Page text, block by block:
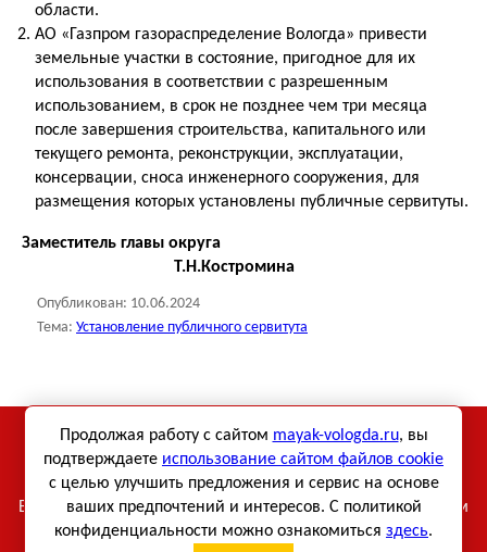
области.
АО «Газпром газораспределение Вологда» привести
земельные участки в состояние, пригодное для их
использования в соответствии с разрешенным
использованием, в срок не позднее чем три месяца
после завершения строительства, капитального или
текущего ремонта, реконструкции, эксплуатации,
консервации, сноса инженерного сооружения, для
размещения которых установлены публичные сервитуты.
Заместитель главы округа
Т.Н.Костромина
Опубликован: 10.06.2024
Тема: Установление публичного сервитута
Использование материалов сетевого издания «Маяк-
Вологда» возможно только при использовании активной
ссылки.
Все права на тексты и фотографии принадлежат их авторам
Противодействие коррупции
Продолжая работу с сайтом mayak-vologda.ru, вы
подтверждаете использование сайтом файлов cookie
с целью улучшить предложения и сервис на основе
ваших предпочтений и интересов. С политикой
конфиденциальности можно ознакомиться здесь.